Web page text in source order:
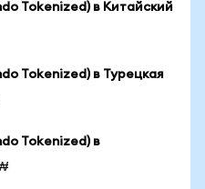
Tokenized) в Китайский
Tokenized) в Турецкая
Tokenized) в